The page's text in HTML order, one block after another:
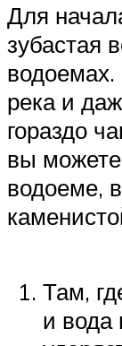
Для
зубастая
река и
гораздо
вы
водоеме,
Там,
и вода